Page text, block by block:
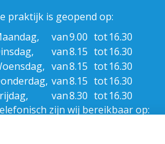
praktijk is geopend op:
van9.00 tot16.30
van8.15 tot16.30
van8.15 tot16.30
van8.15 tot16.30
van8.30 tot16.30
zijn wij bereikbaar op: